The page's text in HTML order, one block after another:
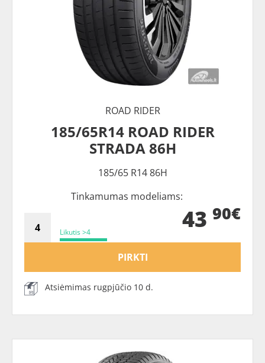
ROAD RIDER
185/65R14 ROAD RIDER
STRADA 86H
185/65 R14 86H
Tinkamumas modeliams:
Likutis >4 43 90€
PIRKTI
Atsiėmimas rugpjūčio 10 d.